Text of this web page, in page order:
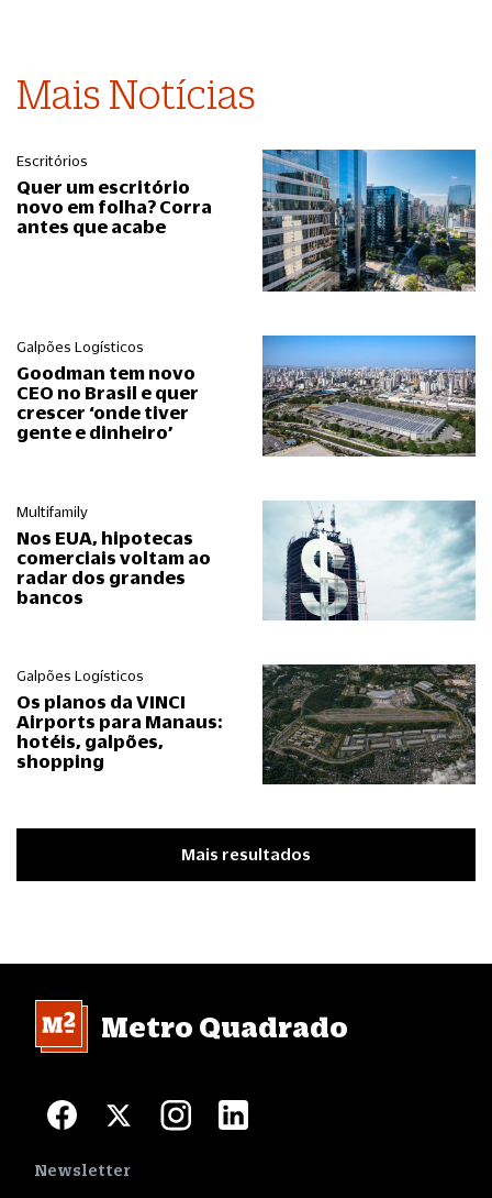
Mais Notícias
Escritórios
Quer um escritório
novo em folha? Corra
antes que acabe
Galpões Logísticos
Goodman tem novo
CEO no Brasil e quer
crescer ‘onde tiver
gente e dinheiro’
Multifamily
Nos EUA, hipotecas
comerciais voltam ao
radar dos grandes
bancos
Galpões Logísticos
Os planos da VINCI
Airports para Manaus:
hotéis, galpões,
shopping
Mais resultados
Metro Quadrado
Newsletter